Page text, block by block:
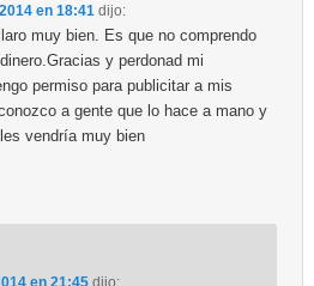
en 18:41 dijo:
muy bien. Es que no comprendo
y perdonad mi
permiso para publicitar a mis
a gente que lo hace a mano y
vendría muy bien
en 21:45 dijo: